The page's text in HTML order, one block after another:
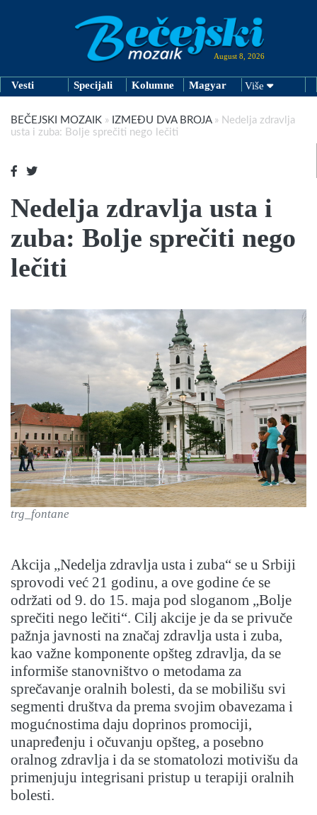
August 8, 2026
Vesti Specijali Kolumne Magyar Više
BEČEJSKI MOZAIK » IZMEĐU DVA BROJA» Nedelja zdravlja
usta i zuba: Bolje sprečiti nego lečiti
Nedelja zdravlja usta i
zuba: Bolje sprečiti nego
lečiti
trg_fontane
Akcija „Nedelja zdravlja usta i zuba“ se u Srbiji
sprovodi već 21 godinu, a ove godine će se
održati od 9. do 15. maja pod sloganom „Bolje
sprečiti nego lečiti“. Cilj akcije je da se privuče
pažnja javnosti na značaj zdravlja usta i zuba,
kao važne komponente opšteg zdravlja, da se
informiše stanovništvo o metodama za
sprečavanje oralnih bolesti, da se mobilišu svi
segmenti društva da prema svojim obavezama i
mogućnostima daju doprinos promociji,
unapređenju i očuvanju opšteg, a posebno
oralnog zdravlja i da se stomatolozi motivišu da
primenjuju integrisani pristup u terapiji oralnih
bolesti.